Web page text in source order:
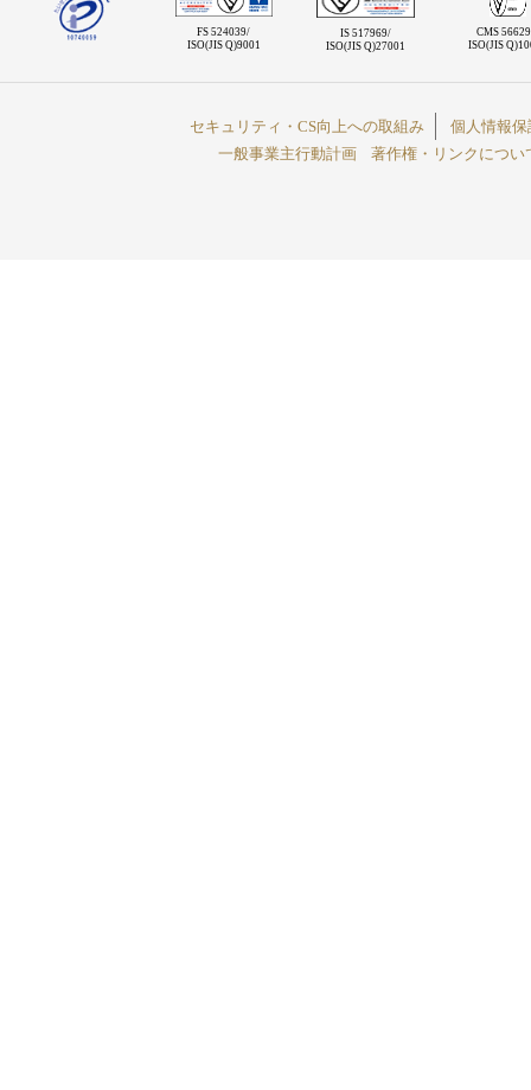
FS 524039/
ISO(JIS Q)9001
IS 517969/
ISO(JIS Q)27001
CMS
ISO(JIS
セキュリティ・CS向上への取組み
個人情報保
一般事業主行動計画
著作権・リンクについ